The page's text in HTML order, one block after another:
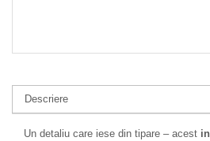
Descriere
Un detaliu care iese din tipare – acest